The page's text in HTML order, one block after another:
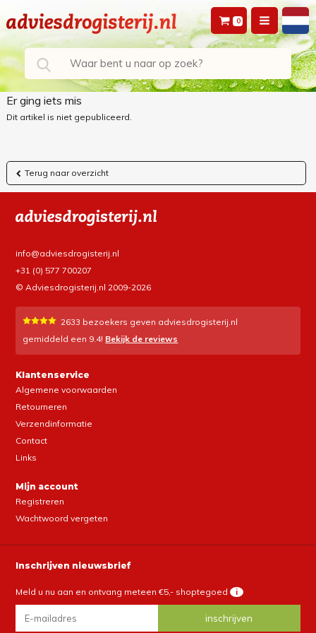
0
Er ging iets mis
Dit artikel is niet gepubliceerd.
Terug naar overzicht
info@adviesdrogisterij.nl
+31 (0) 577 700207
© Adviesdrogisterij.nl 2009-2026
2633 bezoekers geven adviesdrogisterij.nl
gemiddeld een 9.4! Bekijk de reviews
Klantenservice
Algemene voorwaarden
Retourneren
Verzendinformatie
Contact
Links
Mijn account
Registreren
Wachtwoord vergeten
Inschrijven nieuwsbrief
Meld u nu aan en ontvang meteen €5,- shoptegoed i